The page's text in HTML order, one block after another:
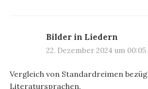
Bilder in Liedern
22. Dezember 2024 um
Vergleich von Standardreimen
Literatursprachen.